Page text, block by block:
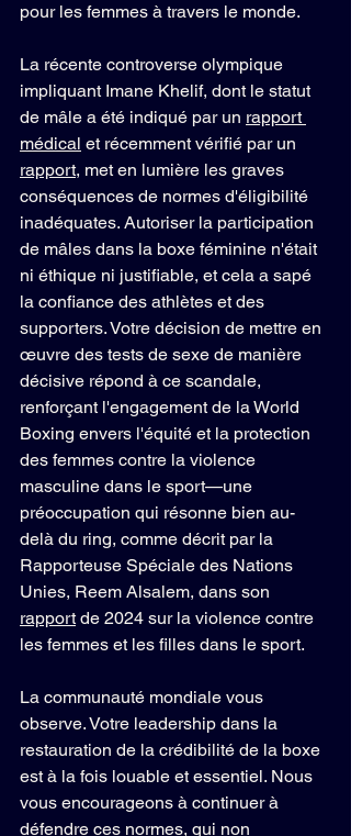
pour les femmes à travers le monde.
La récente controverse olympique
impliquant Imane Khelif, dont le statut
de mâle a été indiqué par un rapport
médical et récemment vérifié par un
rapport, met en lumière les graves
conséquences de normes d'éligibilité
inadéquates. Autoriser la participation
de mâles dans la boxe féminine n'était
ni éthique ni justifiable, et cela a sapé
la confiance des athlètes et des
supporters. Votre décision de mettre en
œuvre des tests de sexe de manière
décisive répond à ce scandale,
renforçant l'engagement de la World
Boxing envers l'équité et la protection
des femmes contre la violence
masculine dans le sport—une
préoccupation qui résonne bien au-
delà du ring, comme décrit par la
Rapporteuse Spéciale des Nations
Unies, Reem Alsalem, dans son
rapport de 2024 sur la violence contre
les femmes et les filles dans le sport.
La communauté mondiale vous
observe. Votre leadership dans la
restauration de la crédibilité de la boxe
est à la fois louable et essentiel. Nous
vous encourageons à continuer à
défendre ces normes, qui non